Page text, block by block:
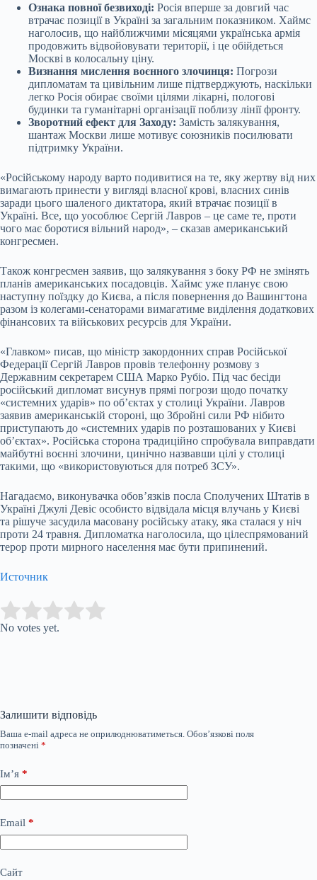
Ознака повної безвиході: Росія вперше за довгий час
втрачає позиції в Україні за загальним показником. Хаймс
наголосив, що найближчими місяцями українська армія
продовжить відвойовувати території, і це обійдеться
Москві в колосальну ціну.
Визнання мислення воєнного злочинця: Погрози
дипломатам та цивільним лише підтверджують, наскільки
легко Росія обирає своїми цілями лікарні, пологові
будинки та гуманітарні організації поблизу лінії фронту.
Зворотний ефект для Заходу: Замість залякування,
шантаж Москви лише мотивує союзників посилювати
підтримку України.
«Російському народу варто подивитися на те, яку жертву від них
вимагають принести у вигляді власної крові, власних синів
заради цього шаленого диктатора, який втрачає позиції в
Україні. Все, що уособлює Сергій Лавров – це саме те, проти
чого має боротися вільний народ», – сказав американський
конгресмен.
Також конгресмен заявив, що залякування з боку РФ не змінять
планів американських посадовців. Хаймс уже планує свою
наступну поїздку до Києва, а після повернення до Вашингтона
разом із колегами-сенаторами вимагатиме виділення додаткових
фінансових та військових ресурсів для України.
«Главком» писав, що міністр закордонних справ Російської
Федерації Сергій Лавров провів телефонну розмову з
Державним секретарем США Марко Рубіо. Під час бесіди
російський дипломат висунув прямі погрози щодо початку
«системних ударів» по об’єктах у столиці України. Лавров
заявив американській стороні, що Збройні сили РФ нібито
приступають до «системних ударів по розташованих у Києві
об’єктах». Російська сторона традиційно спробувала виправдати
майбутні воєнні злочини, цинічно назвавши цілі у столиці
такими, що «використовуються для потреб ЗСУ».
Нагадаємо, виконувачка обов’язків посла Сполучених Штатів в
Україні Джулі Девіс особисто відвідала місця влучань у Києві
та рішуче засудила масовану російську атаку, яка сталася у ніч
проти 24 травня. Дипломатка наголосила, що цілеспрямований
терор проти мирного населення має бути припинений.
Источник
Rate this item:
No votes yet.
Залишити відповідь
Ваша e-mail адреса не оприлюднюватиметься. Обов’язкові поля
позначені *
Ім’я *
Email *
Сайт